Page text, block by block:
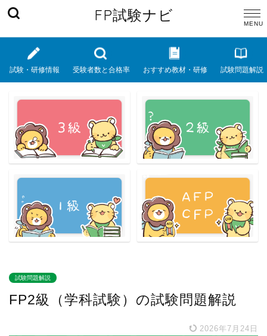
FP試験ナビ
試験・研修情報 受験者数と合格率 おすすめ教材・研修 試験問題解説
試験問題解説
FP2級（学科試験）の試験問題解説
2026年7月24日